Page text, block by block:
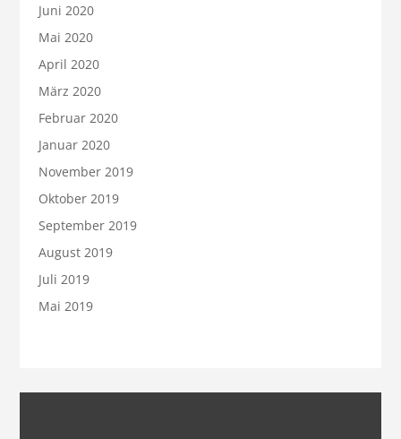
Juni 2020
Mai 2020
April 2020
März 2020
Februar 2020
Januar 2020
November 2019
Oktober 2019
September 2019
August 2019
Juli 2019
Mai 2019